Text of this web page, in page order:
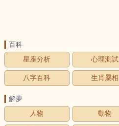
百科
星座分析
心理測試
八字百科 生肖屬相
解夢
人物
動物